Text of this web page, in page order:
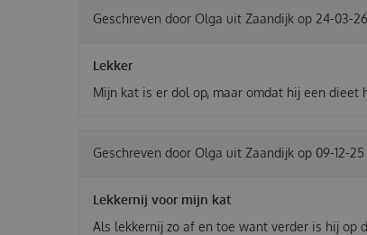
Geschreven door Olga uit Zaandijk op 24-03-26
Lekker
Mijn kat is er dol op, maar omdat hij een
Geschreven door Olga uit Zaandijk op 09-12-25
Lekkernij voor mijn kat
Als lekkernij zo af en toe want verder is hij op